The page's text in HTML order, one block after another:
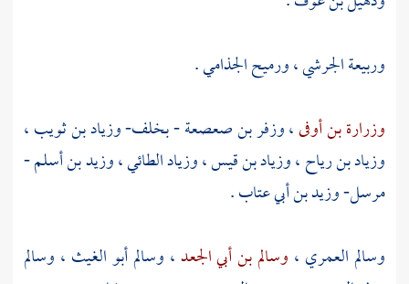
وربيعة الجرشي،ورميح الجذامي.
وزرارة بن أوفى،وزفر بن صعصعة- بخلف-وزياد بن ثويب،
وزياد بن رياح،وزياد بن قيس،وزياد الطائي،وزيد بن أسلم-
مرسل-وزيد بن أبي عتاب.
وسالم العمري ، وسالم بن أبي الجعد، وسالم أبو الغيث ، وسالم